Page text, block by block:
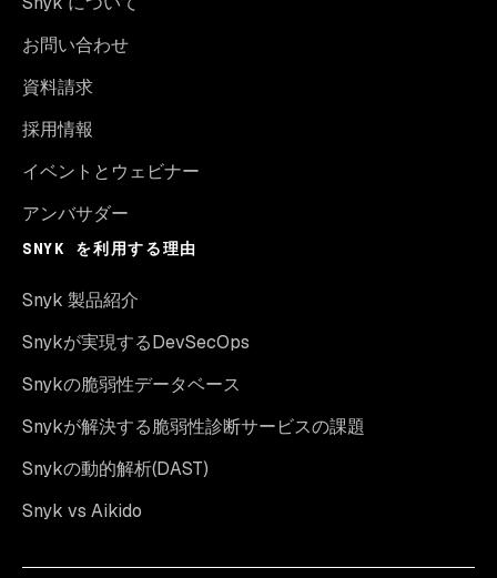
お問い合わせ
資料請求
採用情報
イベントとウェビナー
アンバサダー
SNYK を利用する理由
Snyk 製品紹介
Snykが実現するDevSecOps
Snykの脆弱性データベース
Snykが解決する脆弱性診断サービスの課題
Snykの動的解析(DAST)
Snyk vs Aikido